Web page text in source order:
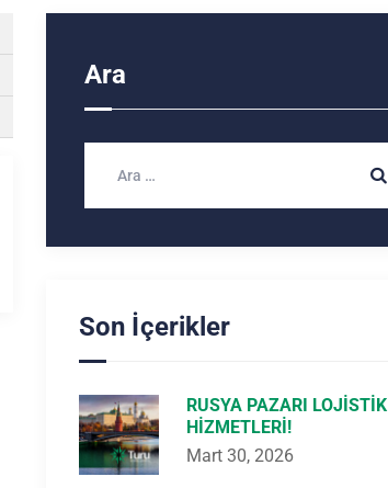
Ara
Son İçerikler
RUSYA PAZARI LOJISTIK
HIZMETLERI!
Mart 30, 2026